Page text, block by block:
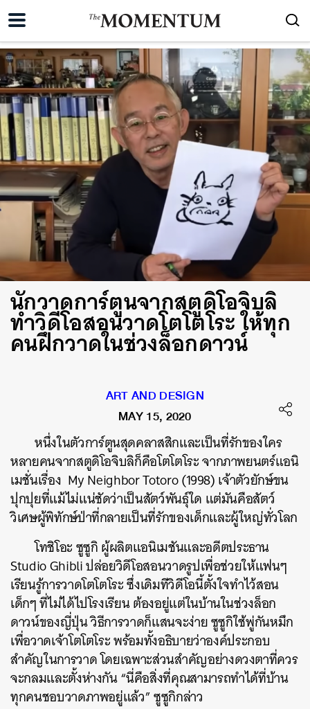
นักวาดการ์ตูนจากสตูดิโอจิบลิ
ทำวิดีโอสอนวาดโตโตโระ ให้ทุก
คนฝึกวาดในช่วงล็อกดาวน์
ART AND DESIGN
MAY 15, 2020
หนึ่งในตัวการ์ตูนสุดคลาสสิกและเป็นที่รักของใคร
หลายคนจากสตูดิโอจิบลิก็คือโตโตโระจากภาพยนตร์แอนิ
เมชั่นเรื่อง MyNeighbor Totoro (1998)เจ้าตัวยักษ์ขน
ปุกปุยที่แม้ไม่แน่ชัดว่าเป็นสัตว์พันธุ์ใด แต่มันคือสัตว์
วิเศษผู้พิทักษ์ป่าที่กลายเป็นที่รักของเด็กและผู้ใหญ่ทั่วโลก
โทชิโอะซูซูกิผู้ผลิตแอนิเมชันและอดีตประธาน
Studio Ghibliปล่อยวิดีโอสอนวาดรูปเพื่อช่วยให้แฟนๆ
เรียนรู้การวาดโตโตโระซึ่งเดิมทีวิดีโอนี้ตั้งใจทำไว้สอน
เด็กๆที่ไม่ได้ไปโรงเรียน ต้องอยู่แต่ในบ้านในช่วงล็อก
ดาวน์ของญี่ปุ่น วิธีการวาดก็แสนจะง่าย ซูซูกิใช้พู่กันหมึก
เพื่อวาดเจ้าโตโตโระ พร้อมทั้งอธิบายว่าองค์ประกอบ
สำคัญในการวาดโดยเฉพาะส่วนสำคัญอย่างดวงตาที่ควร
จะกลมและตั้งห่างกัน“นี่คือสิ่งที่คุณสามารถทำได้ที่บ้าน
ทุกคนชอบวาดภาพอยู่แล้ว”ซูซูกิกล่าว